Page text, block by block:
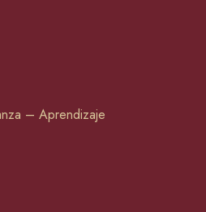
– Aprendizaje